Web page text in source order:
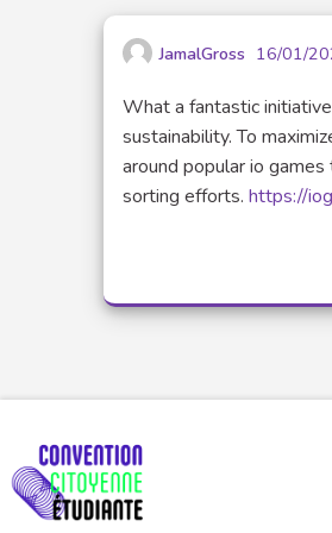
JamalGross 16/01/
What a fantastic
sustainability. To
around popular io
sorting efforts. https://